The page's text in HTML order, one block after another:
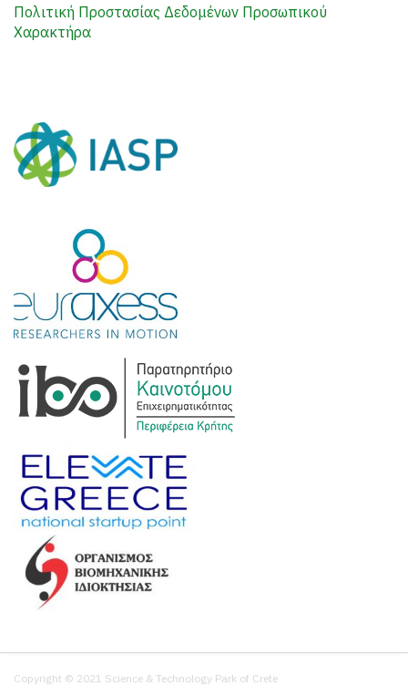
Πολιτική Προστασίας Δεδομένων Προσωπικού
Χαρακτήρα
Copyright © 2021 Science & Technology Park of Crete